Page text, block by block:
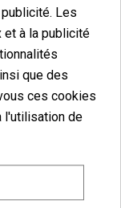
minéraux
dont elles
besoin.
pour
divers
un
nos plantes
lequel
les
Les
et à la publicité
que des
ces cookies
l'utilisation de